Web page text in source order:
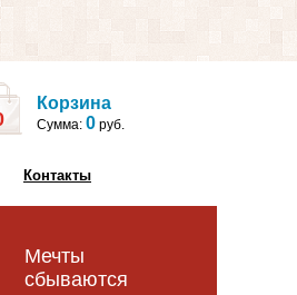
Корзина
Сумма: 0 руб.
Контакты
Мечты
сбываются